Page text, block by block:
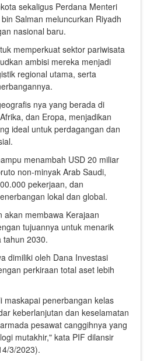
sekaligus Perdana Menteri
Salman meluncurkan Riyadh
nasional baru.
memperkuat sektor pariwisata
ambisi mereka menjadi
regional utama, serta
nya yang berada di
dan Eropa, menjadikan
ideal untuk perdagangan dan
menambah USD 20 miliar
non-minyak Arab Saudi,
pekerjaan, dan
lokal dan global.
akan membawa Kerajaan
tujuannya untuk menarik
tahun 2030.
dimiliki oleh Dana Investasi
perkiraan total aset lebih
maskapai penerbangan kelas
keberlanjutan dan keselamatan
pesawat canggihnya yang
mutakhir," kata PIF dilansir
3/2023).